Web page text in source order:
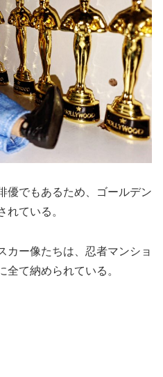
優でもあるため、ゴールデン
れている。
カー像たちは、忍者マンショ
全て納められている。